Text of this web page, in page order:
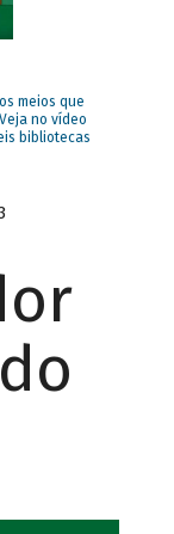
meios que
no vídeo
bibliotecas